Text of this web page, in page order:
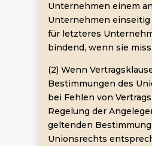
Unternehmen einem
Unternehmen einseitig
für letzteres
bindend, wenn sie
(2) Wenn
Bestimmungen des
bei Fehlen von
Regelung der
geltenden
Unionsrechts